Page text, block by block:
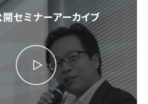
セミナーアーカイブ